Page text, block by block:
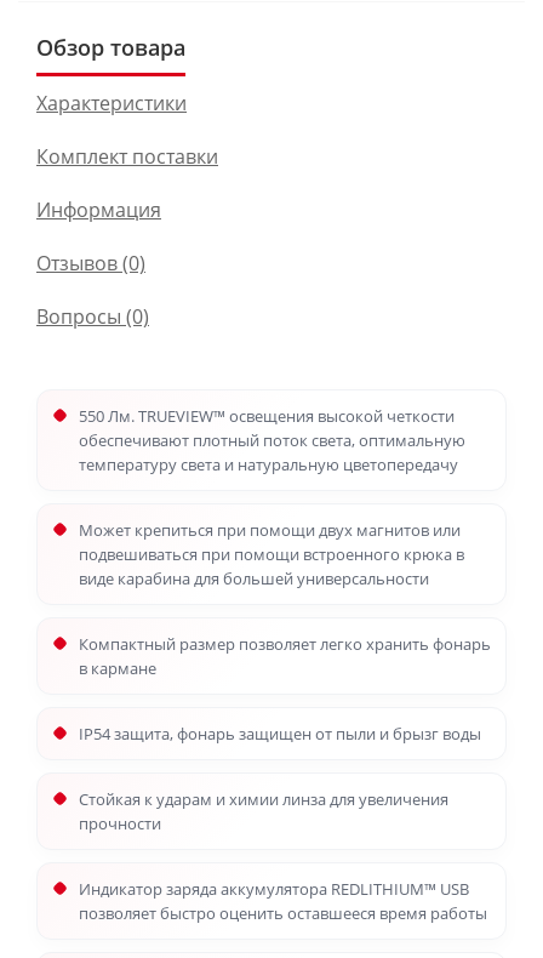
Обзор товара
Характеристики
Комплект поставки
Информация
Отзывов (0)
Вопросы (0)
550 Лм. TRUEVIEW™ освещения высокой четкости
обеспечивают плотный поток света, оптимальную
температуру света и натуральную цветопередачу
Может крепиться при помощи двух магнитов или
подвешиваться при помощи встроенного крюка в
виде карабина для большей универсальности
Компактный размер позволяет легко хранить фонарь
в кармане
IP54 защита, фонарь защищен от пыли и брызг воды
Стойкая к ударам и химии линза для увеличения
прочности
Индикатор заряда аккумулятора REDLITHIUM™ USB
позволяет быстро оценить оставшееся время работы